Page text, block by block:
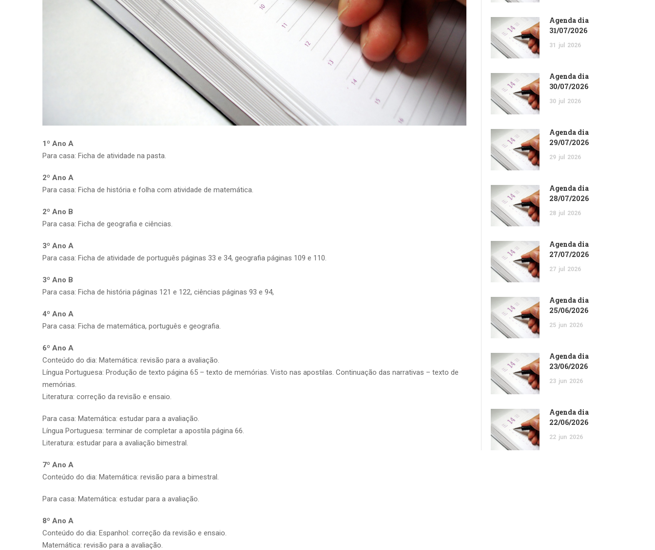
1º Ano A
Para casa: Ficha de atividade na pasta.
2º Ano A
Para casa: Ficha de história e folha com atividade de matemática.
2º Ano B
Para casa: Ficha de geografia e ciências.
3º Ano A
Para casa: Ficha de atividade de português páginas 33 e 34, geografia páginas 109 e 110.
3º Ano B
Para casa: Ficha de história páginas 121 e 122, ciências páginas 93 e 94,
4º Ano A
Para casa: Ficha de matemática, português e geografia.
6º Ano A
Conteúdo do dia: Matemática: revisão para a avaliação.
Língua Portuguesa: Produção de texto página 65 – texto de memórias. Visto nas apostilas. Continuação das narrativas – texto de
memórias.
Literatura: correção da revisão e ensaio.
Para casa: Matemática: estudar para a avaliação.
Língua Portuguesa: terminar de completar a apostila página 66.
Literatura: estudar para a avaliação bimestral.
7º Ano A
Conteúdo do dia: Matemática: revisão para a bimestral.
Para casa: Matemática: estudar para a avaliação.
8º Ano A
Conteúdo do dia: Espanhol: correção da revisão e ensaio.
Matemática: revisão para a avaliação.
Agenda dia
31/07/2026
31 jul 2026
Agenda dia
30/07/2026
30 jul 2026
Agenda dia
29/07/2026
29 jul 2026
Agenda dia
28/07/2026
28 jul 2026
Agenda dia
27/07/2026
27 jul 2026
Agenda dia
25/06/2026
25 jun 2026
Agenda dia
23/06/2026
23 jun 2026
Agenda dia
22/06/2026
22 jun 2026